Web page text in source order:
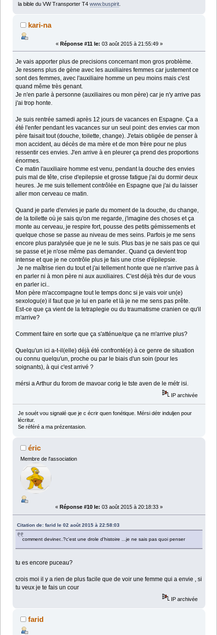
la bible du VW Transporter T4 www.buspirit.
kari-na
« Réponse #11 le: 03 août 2015 à 21:55:49 »
Je vais apporter plus de precisions concernant mon gros problème.
Je ressens plus de gène avec les auxiliaires femmes car justement ce
sont des femmes, avec l'auxiliaire homme un peu moins mais c'est
quand même très genant.
Je n'en parle à personne (auxiliaires ou mon père) car je n'y arrive pas
j'ai trop honte.
Je suis ‎rentrée samedi après 12 jours de vacances en Espagne. Ça a
été l'enfer pendant les vacances sur un seul point: des envies car mon
père faisait tout (douche, toilette, change). J'etais obligée de penser à
mon accident, au décès de ma mère et de mon frère pour ne plus
ressentir ces envies. J'en arrive à en pleurer ça prend des proportions
énormes.
Ce matin l'auxiliaire homme est venu, pendant la douche des envies
puis mal de tête, crise d'epilepsie et grosse fatigue j'ai du dormir deux
heures. Je me suis tellement contrôlée en Espagne que j'ai du laisser
aller mon cerveau ce matin.
Quand je parle d'envies je parle du moment de la douche, du change,
de la toilette où je sais qu'on me regarde, j'imagine des choses et ça
monte au cerveau, je respire fort, pousse des petits gémissements et
quelque chose se passe au niveau de mes seins. Parfois je me sens
encore plus paralysée que je ne le suis. Plus bas je ne sais pas ce qui
se passe et je n'ose même pas demander.. Quand ça devient trop
intense et que je ne contrôle plus je fais une crise d'épilepsie.
Je ne maîtrise rien du tout et j'ai tellement honte que ne n'arrive pas à
en parler ni à mon père ni aux auxiliaires. C'est déjà très dur de vous
en parler ici..
Mon père m'accompagne tout le temps donc si je vais voir un(e)
sexologu(e) il faut que je lui en parle et là je ne me sens pas prête.
Est-ce que ça vient de la tetraplegie ou du traumatisme cranien ce qu'il
m'arrive?
Comment faire en sorte que ça s'atténue/que ça ne m'arrive plus?
Quelqu'un ici a-t-il(elle) déjà été confronté(e) à ce genre de situation
ou connu quelqu'un, proche ou par le biais d'un soin (pour les
‎soignants), à qui c'est arrivé ?
mérsi a Arthur du forom de mavoar corig le tste aven de le métr isi.
IP archivée
Je souét vou signalé que je c écrir quen fonétique. Mérsi détr induljen pour
lécritur.
Se référé a ma prézentasion.
éric
Membre de l'association
« Réponse #10 le: 03 août 2015 à 20:18:33 »
Citation de: farid le 02 août 2015 à 22:58:03
comment deviner..?c'est une drole d'histoire ...je ne sais pas quoi penser
tu es encore puceau?
crois moi il y a rien de plus facile que de voir une femme qui a envie , si
tu veux je te fais un cour
IP archivée
farid